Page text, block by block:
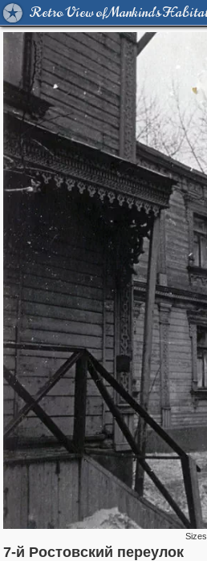
Retro View of Mankind's
7-й Ростовский переулок
1,406,450 29,243
319,780 8,286
159,978 5,916